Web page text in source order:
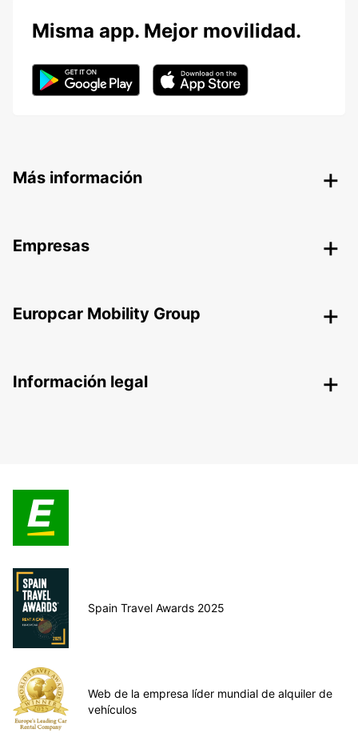
Misma app. Mejor movilidad.
Más información
Empresas
Europcar Mobility Group
Información legal
Spain Travel Awards 2025
Web de la empresa líder mundial de alquiler de
vehículos